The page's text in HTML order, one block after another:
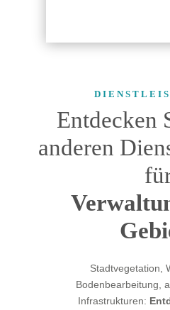
Entdecken
anderen
Stadtvegetation,
Bodenbearbeitung,
Infrastrukturen: